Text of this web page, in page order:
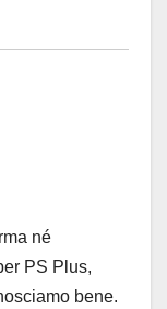
né
PS Plus,
bene.